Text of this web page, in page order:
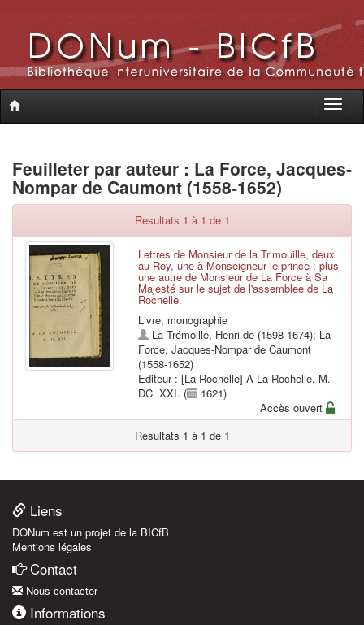
Toggle
Feuilleter par auteur : La Force, Jacques-
Nompar de Caumont (1558-1652)
Resultats 1 à 1 de 1
Lettres de Monsieur de la Trimouille, deux
au Roy, une à Monseigneur le prince : plus
une autre de Monsieur de La Force à Sa
Majesté sur le sujet de l'assemblee de La
Rochelle.
Livre, monographie
La Trémoille, Henri de (1598-1674); La
Force, Jacques-Nompar de Caumont
(1558-1652)
Editeur : [La Rochelle] A La Rochelle, M.
DC. XXI. (
1621)
Accès ouvert
Resultats 1 à 1 de 1
Liens
DONum est un projet de la BICfB
Mentions légales
Contact
Nous contacter
Informations